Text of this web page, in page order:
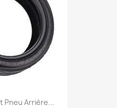
Pneu Arrière...